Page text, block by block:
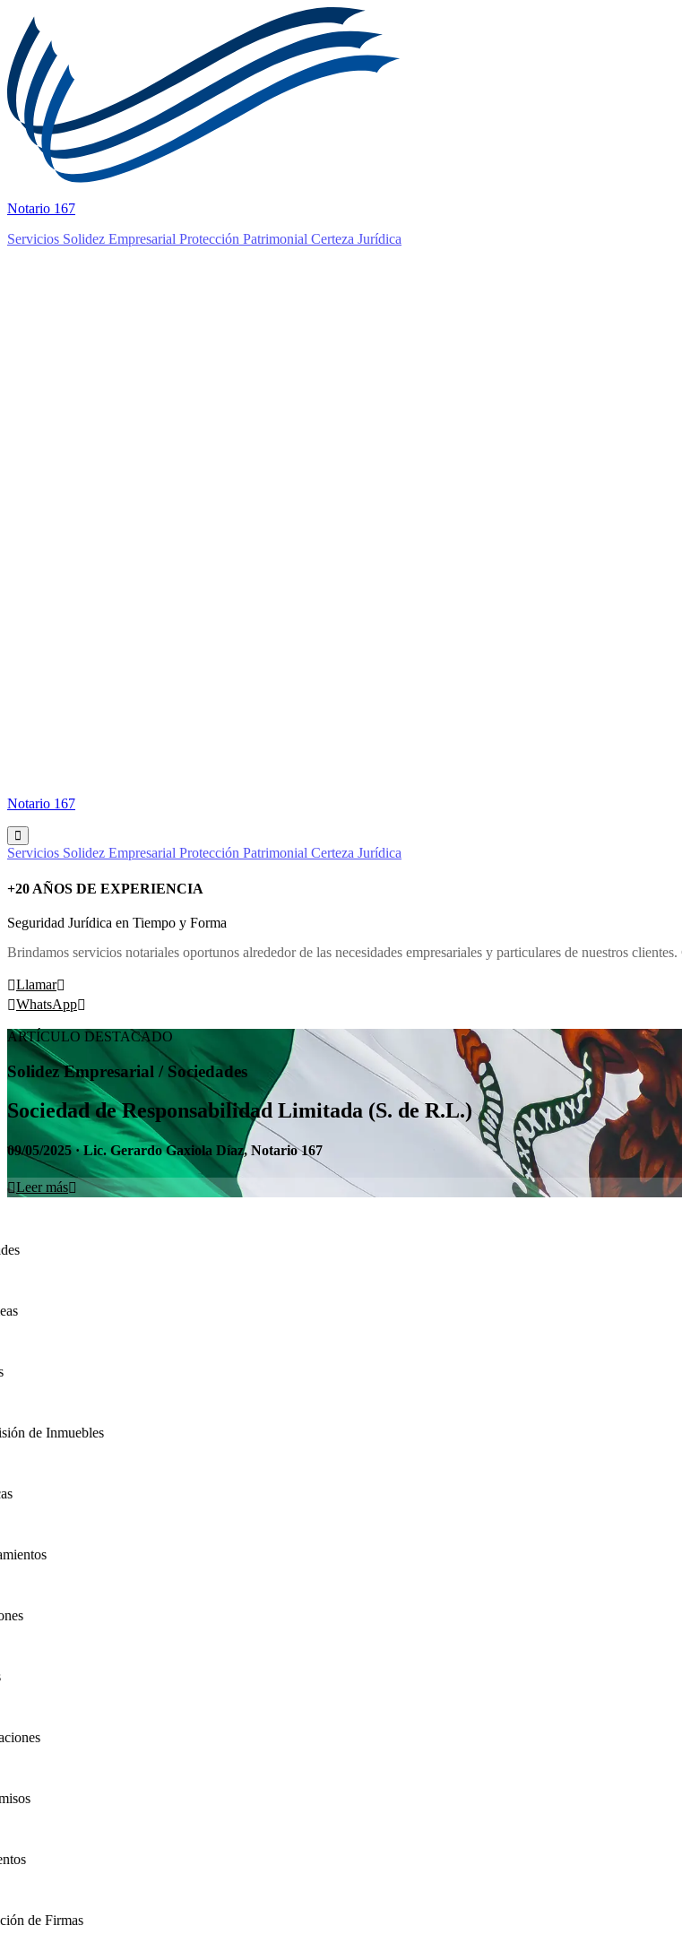
Notario 167
Servicios Solidez Empresarial Protección Patrimonial Certeza Jurídica
Notario 167
Servicios Solidez Empresarial Protección Patrimonial Certeza Jurídica
+20 AÑOS DE EXPERIENCIA
Seguridad Jurídica en Tiempo y Forma
Brindamos servicios notariales oportunos alrededor de las necesidades empresariales y particulares de nuestros
Llamar
WhatsApp
ARTÍCULO DESTACADO
Solidez Empresarial / Sociedades
Sociedad de Responsabilidad Limitada (S. de R.L.)
09/05/2025 · Lic. Gerardo Gaxiola Díaz, Notario 167
Leer más
de Inmuebles
de Firmas